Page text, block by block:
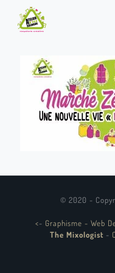
© 2020 -
<- Graphisme - Web
The Mixologist -